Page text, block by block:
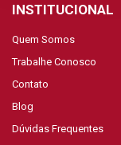
INSTITUCIONAL
Quem Somos
Trabalhe Conosco
Contato
Blog
Dúvidas Frequentes